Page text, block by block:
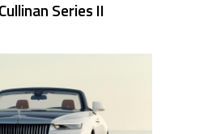
Series II